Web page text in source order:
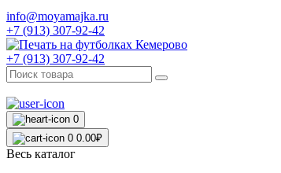
info@moyamajka.ru
+7 (913) 307-92-42
+7 (913) 307-92-42
0
0 0.00₽
Весь каталог